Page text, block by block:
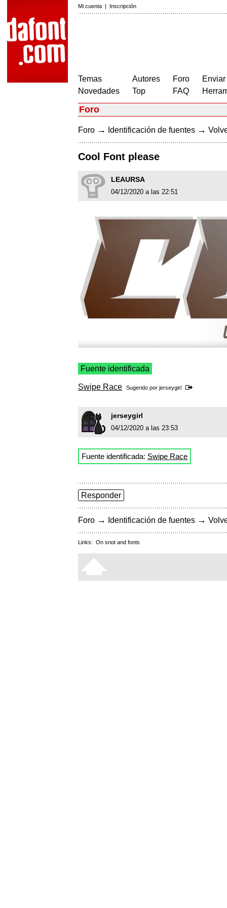
Mi cuenta | Inscripción
Temas
Novedades
Autores
Top
Foro
FAQ
Foro
Foro → Identificación de fuentes →
Cool Font please
LEAURSA
04/12/2020 a las 22:51
Fuente identificada
Swipe Race Sugerido por jerseygirl
jerseygirl
04/12/2020 a las 23:53
Fuente identificada: Swipe Race
Responder
Foro → Identificación de fuentes →
Links: On snot and fonts